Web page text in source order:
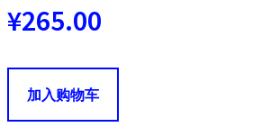
¥265.00
加入购物车